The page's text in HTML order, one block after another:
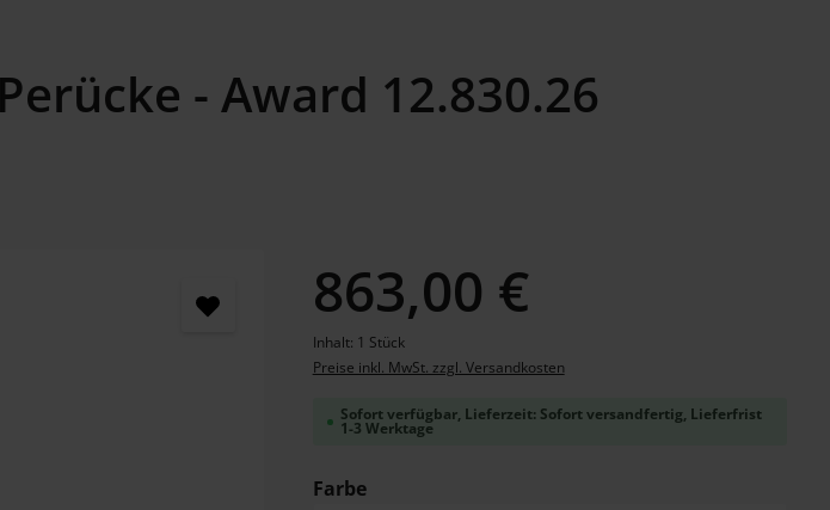
- Award 12.830.26
863,00 €
Inhalt: 1 Stück
Preise inkl. MwSt. zzgl. Versandkosten
Sofort verfügbar, Lieferzeit: Sofort versandfertig, Lieferfrist
1-3 Werktage
Farbeauswählen